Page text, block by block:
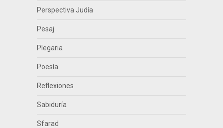
Perspectiva Judía
Pesaj
Plegaria
Poesía
Reflexiones
Sabiduría
Sfarad